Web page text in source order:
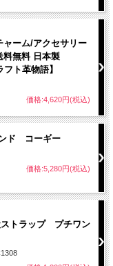
なものにならず、焦げた部
ャーム/アクセサリー
料無料 日本製
フト革物語】
価格:4,620円(税込)
ド コーギー
価格:5,280円(税込)
ストラップ プチワン